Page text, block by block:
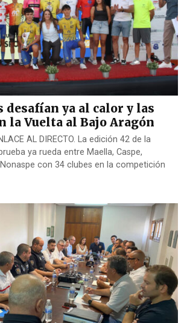
desafían ya al calor y las
la Vuelta al Bajo Aragón
AL DIRECTO. La edición 42 de la
ya rueda entre Maella, Caspe,
con 34 clubes en la competición